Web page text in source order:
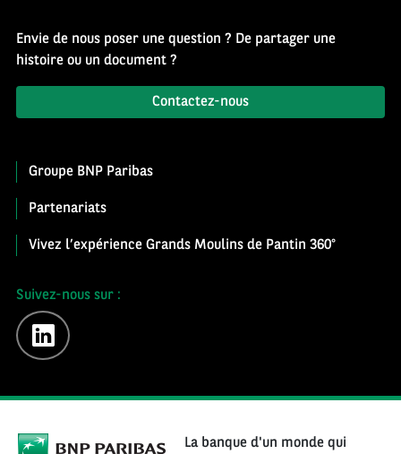
Envie de nous poser une question ? De partager une
histoire ou un document ?
Contactez-nous
Groupe BNP Paribas
Partenariats
Vivez l’expérience Grands Moulins de Pantin 360°
Suivez-nous sur :
linkedin
La banque d'un monde qui